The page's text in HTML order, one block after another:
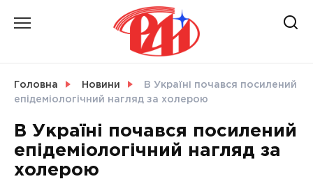
Головна Новини
В Україні почався посилений
епідеміологічний нагляд за холерою
В Україні почався посилений
епідеміологічний нагляд за
холерою